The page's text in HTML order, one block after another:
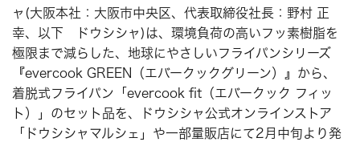
ャ(大阪本社：大阪市中央区、代表取締役社長：野村 正
幸、以下 ドウシシャ)は、環境負荷の高いフッ素樹脂を
極限まで減らした、地球にやさしいフライパンシリーズ
『evercook GREEN（エバークックグリーン）』から、
着脱式フライパン「evercook fit（エバークック フィッ
ト）」のセット品を、ドウシシャ公式オンラインストア
「ドウシシャマルシェ」や一部量販店にて2月中旬より発